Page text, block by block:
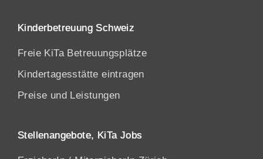
Kinderbetreuung Schweiz
Freie KiTa Betreuungsplätze
Kindertagesstätte eintragen
Preise und Leistungen
Stellenangebote, KiTa Jobs